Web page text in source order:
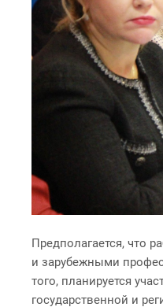
Предполагается, что
и зарубежными
того, планируется
государственной и